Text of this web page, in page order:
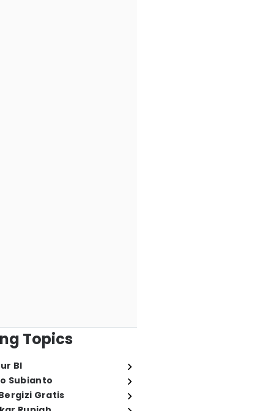
Topics
BI
Subianto
Gratis